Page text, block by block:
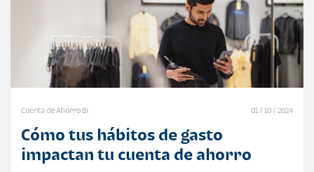
Cuenta de Ahorro Bi 01 / 10 / 2024
Cómo tus hábitos de gasto
impactan tu cuenta de ahorro